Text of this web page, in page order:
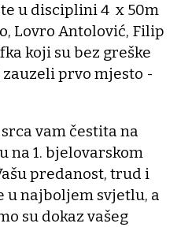
u disciplini 4 x 50m
Lovro Antolović, Filip
koji su bez greške
prvo mjesto -
vam čestita na
na 1. bjelovarskom
predanost, trud i
u najboljem svjetlu, a
su dokaz vašeg